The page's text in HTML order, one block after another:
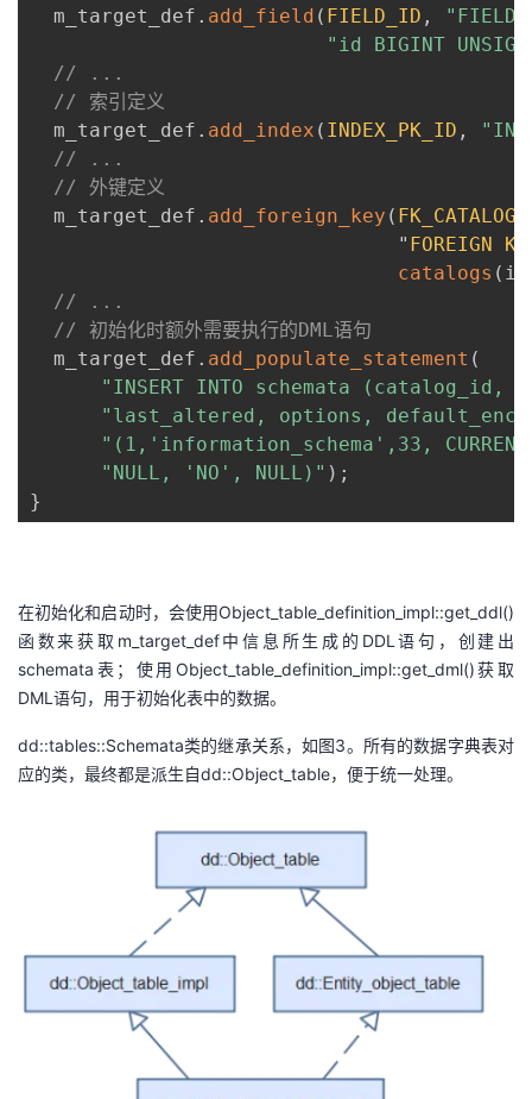
  m_target_def
. add_field ( FIELD_ID ,
"id BIGINT
// ...
// 索引定义
  m_target_def
. add_index ( INDEX_PK_ID ,
// ...
// 外键定义
  m_target_def
. add_foreign_key (
                               "
FOREIGN
catalogs ( id
// ...
// 初始化时额外需要执行的DML语句
  m_target_def
. add_populate_statement (
"INSERT INTO schemata
"last_altered, options,
"(1,'information_schema',33,
"NULL, 'NO', NULL)" ) ;
}
在初始化和启动时，会使用Object_table_definition_impl::get_ddl()
函数来获取m_target_def中信息所生成的DDL语句，创建出
schemata表；使用Object_table_definition_impl::get_dml()获取
DML语句，用于初始化表中的数据。
dd::tables::Schemata类的继承关系，如图3。所有的数据字典表对
应的类，最终都是派生自dd::Object_table，便于统一处理。